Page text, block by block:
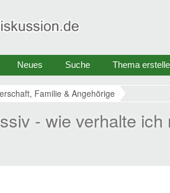
Neues Suche Thema
Familie & Angehörige
- wie verhalte ich